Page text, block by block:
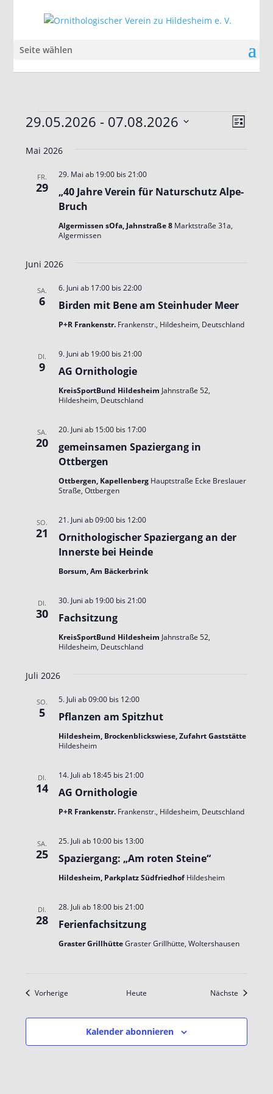
Seite wählen
Veranstaltungen Liste
29.05.2026 - 07.08.2026
wählen.
Mai 2026
FR.
29
„40 Jahre Verein für Naturschutz Alpe-
Bruch
29. Mai ab 19:00bis 21:00
Algermissen sOfa, Jahnstraße 8 Marktstraße 31a,
Algermissen
Juni 2026
SA.
6 Birden mit Bene am Steinhuder Meer
6. Juni ab 17:00bis 22:00
P+R Frankenstr. Frankenstr., Hildesheim, Deutschland
DI.
9 AG Ornithologie
9. Juni ab 19:00bis 21:00
KreisSportBund Hildesheim Jahnstraße 52,
Hildesheim, Deutschland
SA.
20
gemeinsamen Spaziergang in
Ottbergen
20. Juni ab 15:00bis 17:00
Ottbergen, Kapellenberg Hauptstraße Ecke Breslauer
Straße, Ottbergen
SO.
21
Ornithologischer Spaziergang an der
Innerste bei Heinde
21. Juni ab 09:00bis 12:00
Borsum, Am Bäckerbrink
DI.
30 Fachsitzung
30. Juni ab 19:00bis 21:00
KreisSportBund Hildesheim Jahnstraße 52,
Hildesheim, Deutschland
Juli 2026
SO.
5 Pflanzen am Spitzhut
5. Juli ab 09:00bis 12:00
Hildesheim, Brockenblickswiese, Zufahrt Gaststätte
Hildesheim
DI.
14 AG Ornithologie
14. Juli ab 18:45bis 21:00
P+R Frankenstr. Frankenstr., Hildesheim, Deutschland
SA.
25 Spaziergang: „Am roten Steine“
25. Juli ab 10:00bis 13:00
Hildesheim, Parkplatz Südfriedhof Hildesheim
DI.
28 Ferienfachsitzung
28. Juli ab 18:00bis 21:00
Graster GrillhütteGraster Grillhütte, Woltershausen
VorherigeVeranstaltungen Heute Nächste
Kalender abonnieren